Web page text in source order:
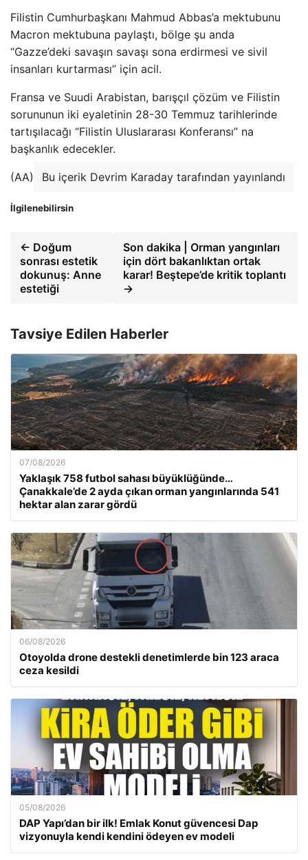
Filistin Cumhurbaşkanı Mahmud Abbas’a mektubunu
Macron mektubuna paylaştı, bölge şu anda
“Gazze’deki savaşın savaşı sona erdirmesi ve sivil
insanları kurtarması” için acil.
Fransa ve Suudi Arabistan, barışçıl çözüm ve Filistin
sorununun iki eyaletinin 28-30 Temmuz tarihlerinde
tartışılacağı “Filistin Uluslararası Konferansı” na
başkanlık edecekler.
(AA) Bu içerik Devrim Karaday tarafından yayınlandı
İlgilenebilirsin
← Doğum
sonrası estetik
dokunuş: Anne
estetiği
Son dakika | Orman yangınları
için dört bakanlıktan ortak
karar! Beştepe’de kritik toplantı
→
Tavsiye Edilen Haberler
07/08/2026
Yaklaşık 758 futbol sahası büyüklüğünde…
Çanakkale’de 2 ayda çıkan orman yangınlarında 541
hektar alan zarar gördü
06/08/2026
Otoyolda drone destekli denetimlerde bin 123 araca
ceza kesildi
05/08/2026
DAP Yapı’dan bir ilk! Emlak Konut güvencesi Dap
vizyonuyla kendi kendini ödeyen ev modeli